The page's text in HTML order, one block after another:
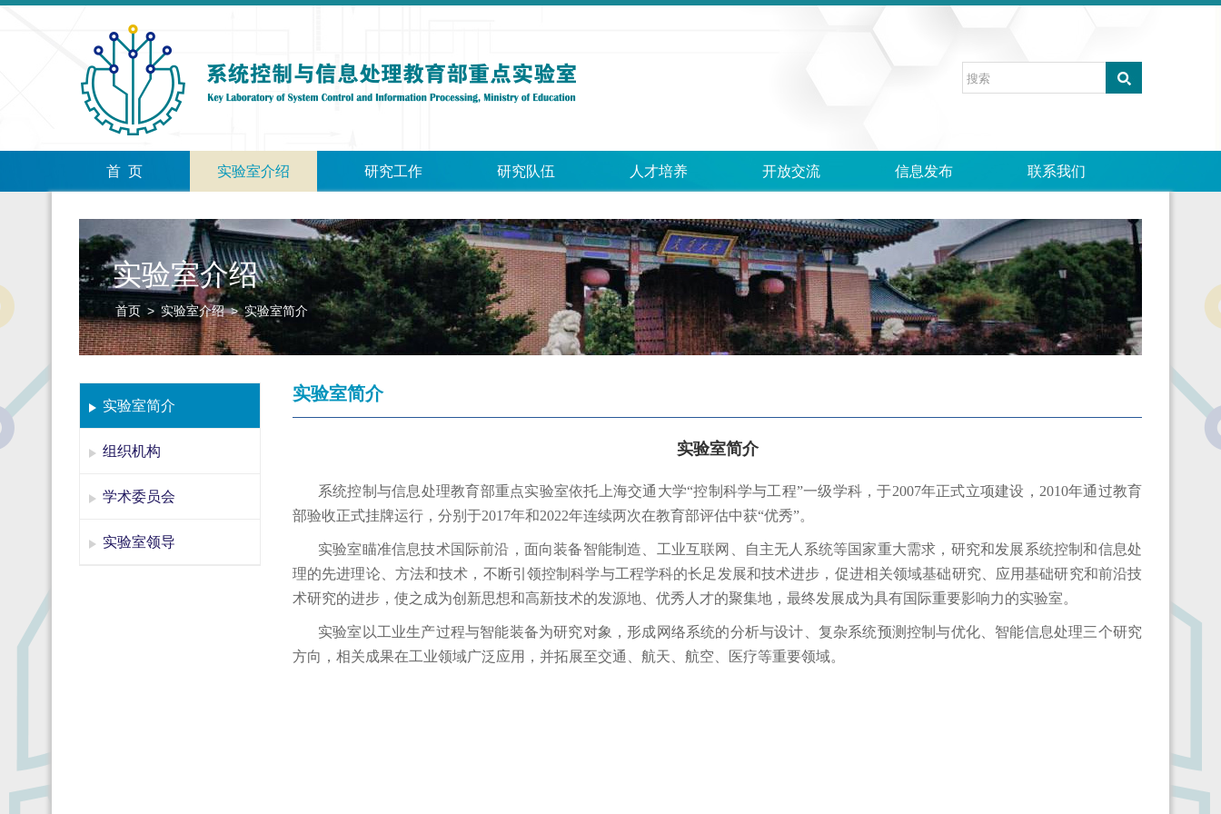
首 页 实验室介绍 研究工作 研究队伍 人才培养 开放交流 信息发布 联系我们
实验室介绍
首页 > 实验室介绍>实验室简介
实验室简介
组织机构
学术委员会
实验室领导
实验室简介
实验室简介
系统控制与信息处理教育部重点实验室依托上海交通大学“控制科学与工程”一级学科，于2007年正式立项建设， 2010年通过教育
部验收正式挂牌运行，分别于2017年和2022年连续两次在教育部评估中获“优秀”。
实验室瞄准信息技术国际前沿，面向装备智能制造、工业互联网、自主无人系统等国家重大需求，研究和发展系统控制和信息处
理的先进理论、方法和技术，不断引领控制科学与工程学科的长足发展和技术进步，促进相关领域基础研究、应用基础研究和前沿技
术研究的进步，使之成为创新思想和高新技术的发源地、优秀人才的聚集地，最终发展成为具有国际重要影响力的实验室。
实验室以工业生产过程与智能装备为研究对象，形成网络系统的分析与设计、复杂系统预测控制与优化、智能信息处理三个研究
方向，相关成果在工业领域广泛应用，并拓展至交通、航天、航空、医疗等重要领域。